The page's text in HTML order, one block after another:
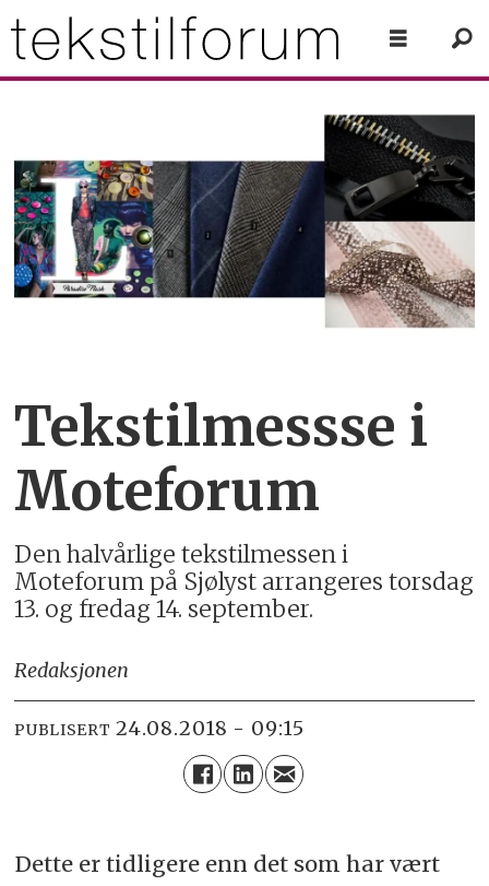
Tekstilmessse i
Moteforum
Den halvårlige tekstilmessen i
Moteforum på Sjølyst arrangeres torsdag
13. og fredag 14. september.
Redaksjonen
PUBLISERT 24.08.2018 - 09:15
Dette er tidligere enn det som har vært